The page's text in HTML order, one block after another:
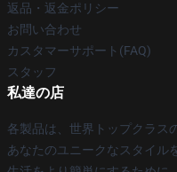
返品・返金ポリシー
お問い合わせ
カスタマーサポート(FAQ)
スタッフ
私達の店
各製品は、世界トップクラス
あなたのユニークなスタイル